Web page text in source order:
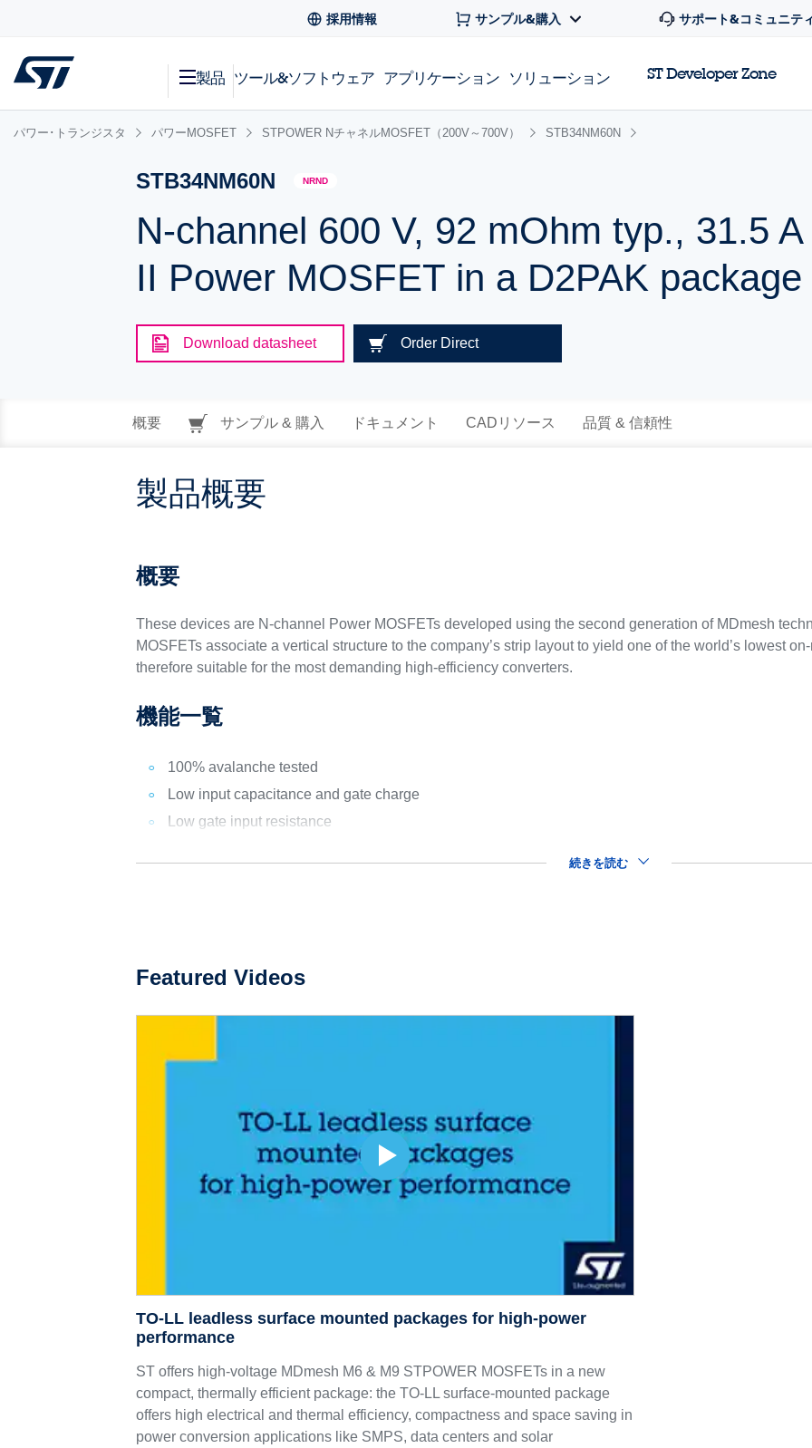
採用情報 サンプル&購入 サポート&コミュニテ
製品 ツール&ソフトウェア アプリケーション ソリューション ST Developer Zone
パワー･トランジスタ パワーMOSFET STPOWER NチャネルMOSFET（200V～700V） STB34NM60N
STB34NM60N NRND
N-channel 600 V, 92 mOhm typ., 31.5
II Power MOSFET in a D2PAK package
Download datasheet Order Direct
概要 サンプル & 購入 ドキュメント CADリソース 品質 & 信頼性
製品概要
概要
These devices are N-channel Power MOSFETs developed using the second generation of MDmesh
MOSFETs associate a vertical structure to the company’s strip layout to yield one of the world’s lowest
therefore suitable for the most demanding high-efficiency converters.
機能一覧
100% avalanche tested
Low input capacitance and gate charge
Low gate input resistance
続きを読む
Featured Videos
TO-LL leadless surface mounted packages for high-power
performance
ST offers high-voltage MDmesh M6 & M9 STPOWER MOSFETs in a new
compact, thermally efficient package: the TO-LL surface-mounted package
offers high electrical and thermal efficiency, compactness and space saving in
power conversion applications like SMPS, data centers and solar